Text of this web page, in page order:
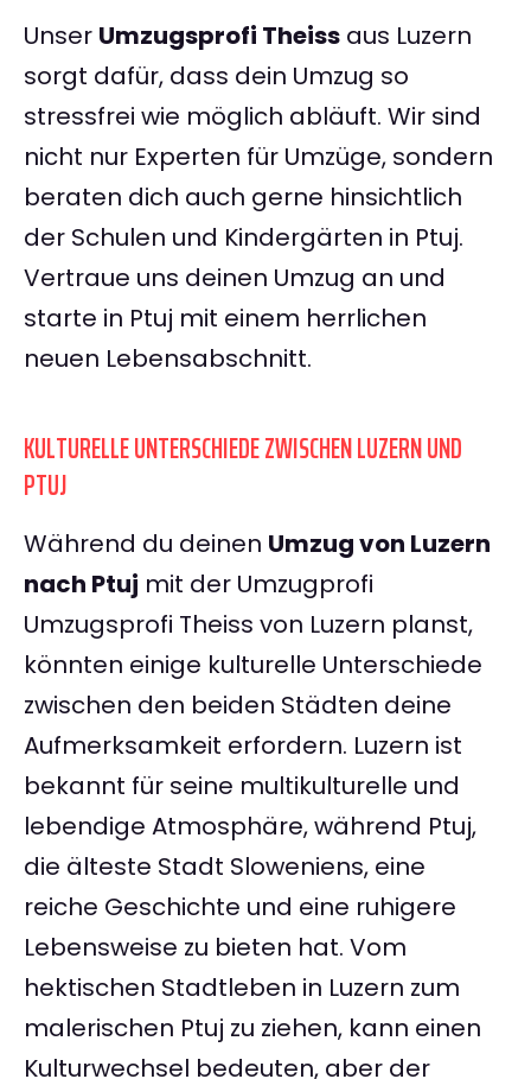
Unser Umzugsprofi Theiss aus Luzern
sorgt dafür, dass dein Umzug so
stressfrei wie möglich abläuft. Wir sind
nicht nur Experten für Umzüge, sondern
beraten dich auch gerne hinsichtlich
der Schulen und Kindergärten in Ptuj.
Vertraue uns deinen Umzug an und
starte in Ptuj mit einem herrlichen
neuen Lebensabschnitt.
KULTURELLE UNTERSCHIEDE ZWISCHEN LUZERN UND
PTUJ
Während du deinen Umzug von Luzern
nach Ptuj mit der Umzugprofi
Umzugsprofi Theiss von Luzern planst,
könnten einige kulturelle Unterschiede
zwischen den beiden Städten deine
Aufmerksamkeit erfordern. Luzern ist
bekannt für seine multikulturelle und
lebendige Atmosphäre, während Ptuj,
die älteste Stadt Sloweniens, eine
reiche Geschichte und eine ruhigere
Lebensweise zu bieten hat. Vom
hektischen Stadtleben in Luzern zum
malerischen Ptuj zu ziehen, kann einen
Kulturwechsel bedeuten, aber der